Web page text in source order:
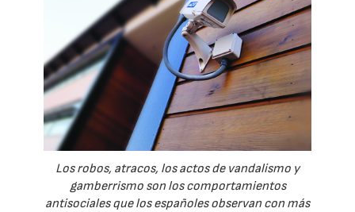
Los robos, atracos, los actos de vandalismo y
gamberrismo son los comportamientos
antisociales que los españoles observan con más